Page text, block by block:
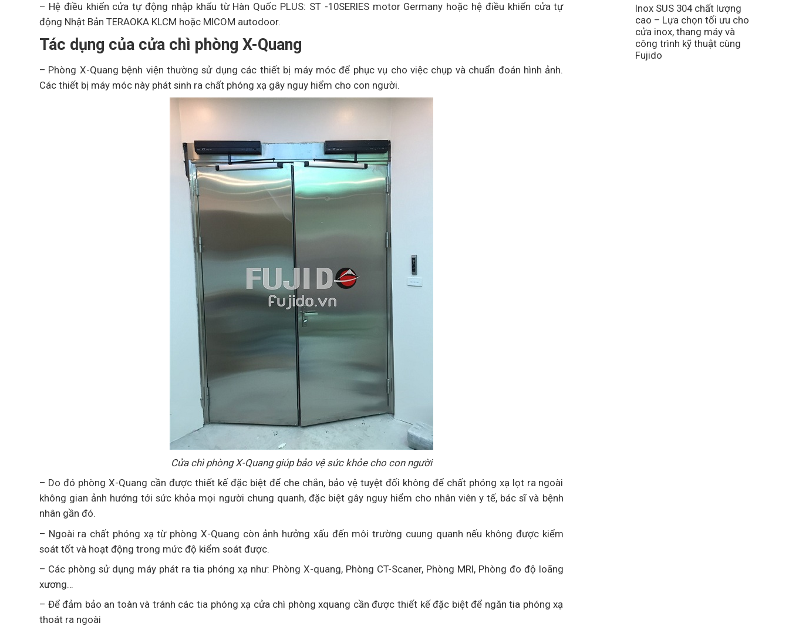
– Hệ điều khiển cửa tự động nhập khẩu từ Hàn Quốc PLUS: ST -10SERIES motor Germany hoặc hệ điều khiển cửa tự
động Nhật Bản TERAOKA KLCM hoặc MICOM autodoor.
Tác dụng của cửa chì phòng X-Quang
– Phòng X-Quang bệnh viện thường sử dụng các thiết bị máy móc để phục vụ cho việc chụp và chuẩn đoán hình ảnh.
Các thiết bị máy móc này phát sinh ra chất phóng xạ gây nguy hiểm cho con người.
Cửa chì phòng X-Quang giúp bảo vệ sức khỏe cho con người
– Do đó phòng X-Quang cần được thiết kế đặc biệt để che chắn, bảo vệ tuyệt đối không để chất phóng xạ lọt ra ngoài
không gian ảnh hướng tới sức khỏa mọi người chung quanh, đặc biệt gây nguy hiểm cho nhân viên y tế, bác sĩ và bệnh
nhân gần đó.
– Ngoài ra chất phóng xạ từ phòng X-Quang còn ảnh hưởng xấu đến môi trường cuung quanh nếu không được kiểm
soát tốt và hoạt động trong mức độ kiểm soát được.
– Các phòng sử dụng máy phát ra tia phóng xạ như: Phòng X-quang, Phòng CT-Scaner, Phòng MRI, Phòng đo độ loãng
xương…
– Để đảm bảo an toàn và tránh các tia phóng xạ cửa chì phòng xquang cần được thiết kế đặc biệt để ngăn tia phóng xạ
thoát ra ngoài
Inox SUS 304 chất lượng
cao – Lựa chọn tối ưu cho
cửa inox, thang máy và
công trình kỹ thuật cùng
Fujido